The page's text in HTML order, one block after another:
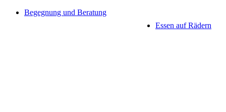
Begegnung und Beratung
Essen auf Rädern